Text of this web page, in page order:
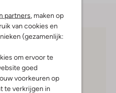
partners, maken op
van cookies en
(gezamenlijk:
om ervoor te
goed
voorkeuren op
te verkrijgen in
30 dagen*